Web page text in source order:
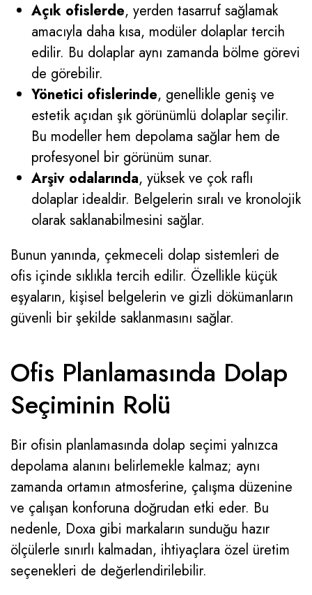
Açık ofislerde, yerden tasarruf sağlamak
amacıyla daha kısa, modüler dolaplar tercih
edilir. Bu dolaplar aynı zamanda bölme görevi
de görebilir.
Yönetici ofislerinde, genellikle geniş ve
estetik açıdan şık görünümlü dolaplar seçilir.
Bu modeller hem depolama sağlar hem de
profesyonel bir görünüm sunar.
Arşiv odalarında, yüksek ve çok raflı
dolaplar idealdir. Belgelerin sıralı ve kronolojik
olarak saklanabilmesini sağlar.
Bunun yanında, çekmeceli dolap sistemleri de
ofis içinde sıklıkla tercih edilir. Özellikle küçük
eşyaların, kişisel belgelerin ve gizli dökümanların
güvenli bir şekilde saklanmasını sağlar.
Ofis Planlamasında Dolap
Seçiminin Rolü
Bir ofisin planlamasında dolap seçimi yalnızca
depolama alanını belirlemekle kalmaz; aynı
zamanda ortamın atmosferine, çalışma düzenine
ve çalışan konforuna doğrudan etki eder. Bu
nedenle, Doxa gibi markaların sunduğu hazır
ölçülerle sınırlı kalmadan, ihtiyaçlara özel üretim
seçenekleri de değerlendirilebilir.